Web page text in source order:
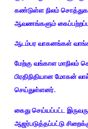
கண்டுள்ள நிலம் சொத்துகள்
ஆவணங்களும்
ஆடம்பர வாகனங்கள்
மேற்கு வங்காள மாநிலம்
பிரதிநிதியான மோகன்
செய்துள்ளனர்.
கைது செய்யப்பட்ட
ஆஜர்படுத்தப்பட்டு